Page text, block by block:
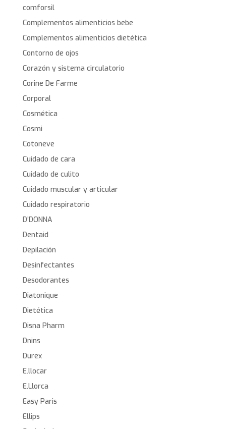
comforsil
Complementos alimenticios bebe
Complementos alimenticios dietética
Contorno de ojos
Corazón y sistema circulatorio
Corine De Farme
Corporal
Cosmética
Cosmi
Cotoneve
Cuidado de cara
Cuidado de culito
Cuidado muscular y articular
Cuidado respiratorio
D’DONNA
Dentaid
Depilación
Desinfectantes
Desodorantes
Diatonique
Dietética
Disna Pharm
Dnins
Durex
E.llocar
E.Llorca
Easy Paris
Ellips